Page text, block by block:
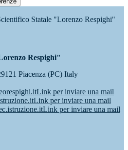
Statale "Lorenzo Respighi"
Respighi"
Piacenza (PC) Italy
Link per inviare una mail
Link per inviare una mail
Link per inviare una mail